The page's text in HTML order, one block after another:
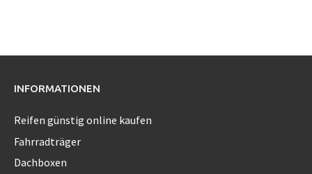
INFORMATIONEN
Reifen günstig online kaufen
Fahrradträger
Dachboxen